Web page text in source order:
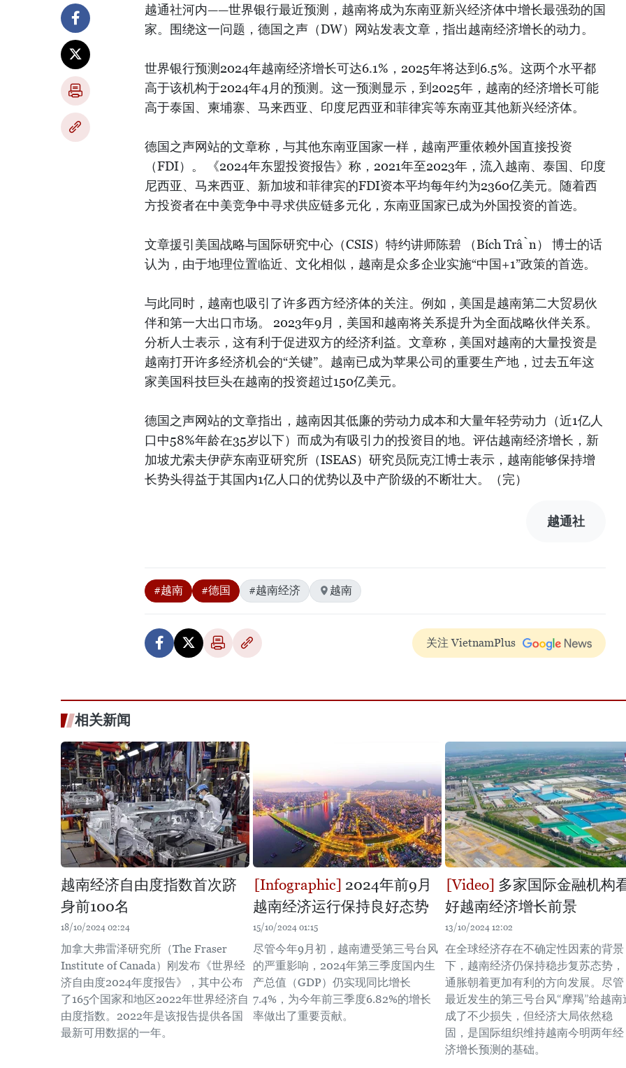
越通社河内——世界银行最近预测，越南将成为东南亚新兴经济体中增长最强劲的国
家。围绕这一问题，德国之声（DW）网站发表文章，指出越南经济增长的动力。
世界银行预测2024年越南经济增长可达6.1%，2025年将达到6.5%。这两个水平都
高于该机构于2024年4月的预测。这一预测显示，到2025年，越南的经济增长可能
高于泰国、柬埔寨、马来西亚、印度尼西亚和菲律宾等东南亚其他新兴经济体。
德国之声网站的文章称，与其他东南亚国家一样，越南严重依赖外国直接投资
（FDI）。 《2024年东盟投资报告》称，2021年至2023年，流入越南、泰国、印度
尼西亚、马来西亚、新加坡和菲律宾的FDI资本平均每年约为2360亿美元。随着西
方投资者在中美竞争中寻求供应链多元化，东南亚国家已成为外国投资的首选。
文章援引美国战略与国际研究中心（CSIS）特约讲师陈碧 （Bích Trần） 博士的话
认为，由于地理位置临近、文化相似，越南是众多企业实施“中国+1”政策的首选。
与此同时，越南也吸引了许多西方经济体的关注。例如，美国是越南第二大贸易伙
伴和第一大出口市场。 2023年9月，美国和越南将关系提升为全面战略伙伴关系。
分析人士表示，这有利于促进双方的经济利益。文章称，美国对越南的大量投资是
越南打开许多经济机会的“关键”。越南已成为苹果公司的重要生产地，过去五年这
家美国科技巨头在越南的投资超过150亿美元。
德国之声网站的文章指出，越南因其低廉的劳动力成本和大量年轻劳动力（近1亿人
口中58%年龄在35岁以下）而成为有吸引力的投资目的地。评估越南经济增长，新
加坡尤索夫伊萨东南亚研究所（ISEAS）研究员阮克江博士表示，越南能够保持增
长势头得益于其国内1亿人口的优势以及中产阶级的不断壮大。（完）
越通社
#越南 #德国 #越南经济 越南
关注 VietnamPlus
相关新闻
越南经济自由度指数首次跻
身前100名
18/10/2024 02:24
加拿大弗雷泽研究所（The Fraser
Institute of Canada）刚发布《世界经
济自由度2024年度报告》，其中公布
了165个国家和地区2022年世界经济自
由度指数。2022年是该报告提供各国
最新可用数据的一年。
2024年前9月
越南经济运行保持良好态势
15/10/2024 01:15
尽管今年9月初，越南遭受第三号台风
的严重影响，2024年第三季度国内生
产总值（GDP）仍实现同比增长
7.4%，为今年前三季度6.82%的增长
率做出了重要贡献。
多家国际金融机构
好越南经济增长前景
13/10/2024 12:02
在全球经济存在不确定性因素的背景
下，越南经济仍保持稳步复苏态势，
通胀朝着更加有利的方向发展。尽管
最近发生的第三号台风“摩羯”给越南
成了不少损失，但经济大局依然稳
固，是国际组织维持越南今明两年经
济增长预测的基础。